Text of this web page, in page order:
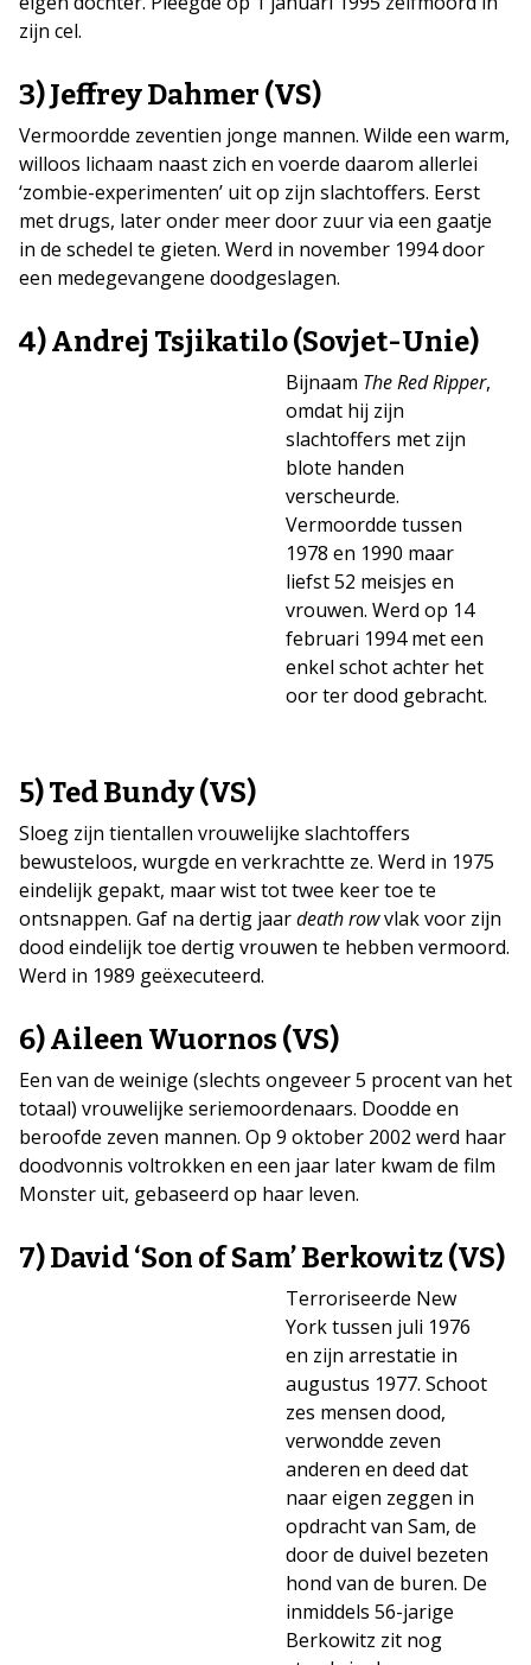
zijn cel.
3) Jeffrey Dahmer (VS)
Vermoordde zeventien jonge mannen. Wilde een warm,
willoos lichaam naast zich en voerde daarom allerlei
‘zombie-experimenten’ uit op zijn slachtoffers. Eerst
met drugs, later onder meer door zuur via een gaatje
in de schedel te gieten. Werd in november 1994 door
een medegevangene doodgeslagen.
4) Andrej Tsjikatilo (Sovjet-Unie)
Bijnaam The Red Ripper,
omdat hij zijn
slachtoffers met zijn
blote handen
verscheurde.
Vermoordde tussen
1978 en 1990 maar
liefst 52 meisjes en
vrouwen. Werd op 14
februari 1994 met een
enkel schot achter het
oor ter dood gebracht.
5) Ted Bundy (VS)
Sloeg zijn tientallen vrouwelijke slachtoffers
bewusteloos, wurgde en verkrachtte ze. Werd in 1975
eindelijk gepakt, maar wist tot twee keer toe te
ontsnappen. Gaf na dertig jaardeath rowvlak voor zijn
dood eindelijk toe dertig vrouwen te hebben vermoord.
Werd in 1989 geëxecuteerd.
6) Aileen Wuornos (VS)
Een van de weinige (slechts ongeveer 5 procent van het
totaal) vrouwelijke seriemoordenaars. Doodde en
beroofde zeven mannen. Op 9 oktober 2002 werd haar
doodvonnis voltrokken en een jaar later kwam de film
Monster uit, gebaseerd op haar leven.
7) David ‘Son of Sam’ Berkowitz (VS)
Terroriseerde New
York tussen juli 1976
en zijn arrestatie in
augustus 1977. Schoot
zes mensen dood,
verwondde zeven
anderen en deed dat
naar eigen zeggen in
opdracht van Sam, de
door de duivel bezeten
hond van de buren. De
inmiddels 56-jarige
Berkowitz zit nog